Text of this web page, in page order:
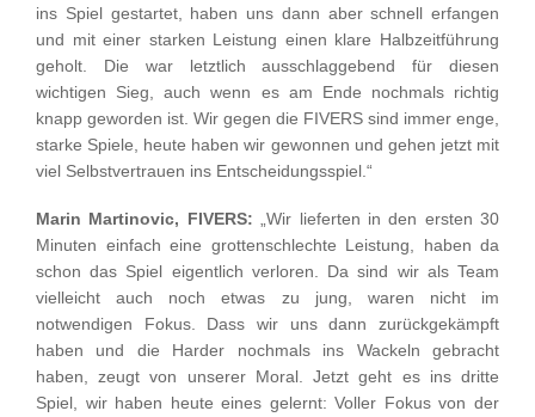
ins Spiel gestartet, haben uns dann aber schnell erfangen
und mit einer starken Leistung einen klare Halbzeitführung
geholt. Die war letztlich ausschlaggebend für diesen
wichtigen Sieg, auch wenn es am Ende nochmals richtig
knapp geworden ist. Wir gegen die FIVERS sind immer enge,
starke Spiele, heute haben wir gewonnen und gehen jetzt mit
viel Selbstvertrauen ins Entscheidungsspiel.“
Marin Martinovic, FIVERS: „Wir lieferten in den ersten 30
Minuten einfach eine grottenschlechte Leistung, haben da
schon das Spiel eigentlich verloren. Da sind wir als Team
vielleicht auch noch etwas zu jung, waren nicht im
notwendigen Fokus. Dass wir uns dann zurückgekämpft
haben und die Harder nochmals ins Wackeln gebracht
haben, zeugt von unserer Moral. Jetzt geht es ins dritte
Spiel, wir haben heute eines gelernt: Voller Fokus von der